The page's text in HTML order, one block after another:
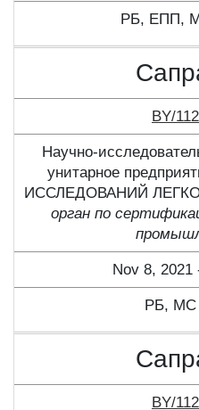
РБ, ЕПП,
BY/
Научно-
унитарное
ИССЛЕДОВАНИЙ
орган по
Nov 8, 2021
РБ, МС
BY/